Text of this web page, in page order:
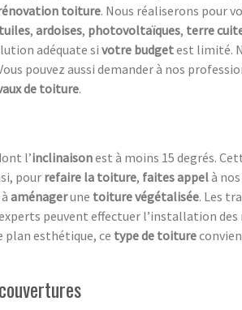
toiture. Nous réaliserons pour
tuiles, ardoises, photovoltaïques, terre
adéquate si votre budgetest limité.
pouvez aussi demander à nos
de toiture.
l’inclinaisonest à moins 15 degrés.
pourrefaire la toiture, faites appelà
aménagerune toiture végétalisée. Les
peuvent effectuer l’installation
plan esthétique, ce type de toiture